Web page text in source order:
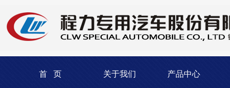
首 页 关于我们 产品中心